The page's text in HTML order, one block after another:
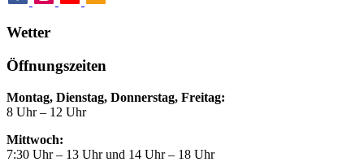
Wetter
Öffnungszeiten
Montag, Dienstag, Donnerstag, Freitag:
8 Uhr – 12 Uhr
Mittwoch:
7:30 Uhr – 13 Uhr und 14 Uhr – 18 Uhr